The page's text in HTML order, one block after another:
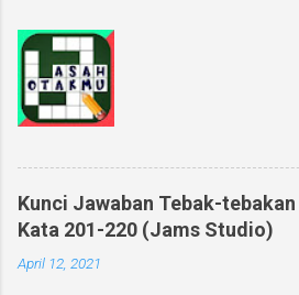
Kunci Jawaban Tebak-
Kata 201-220 (Jams Studio)
April 12, 2021